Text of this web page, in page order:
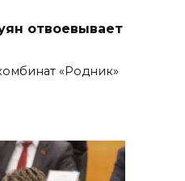
отвоевывает
«Родник»